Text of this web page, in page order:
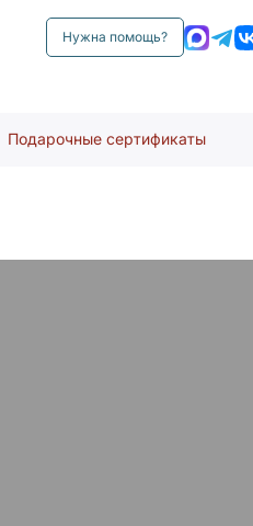
Нужна помощь?
Подарочные сертификаты